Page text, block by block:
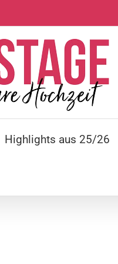
Highlights aus 25/26